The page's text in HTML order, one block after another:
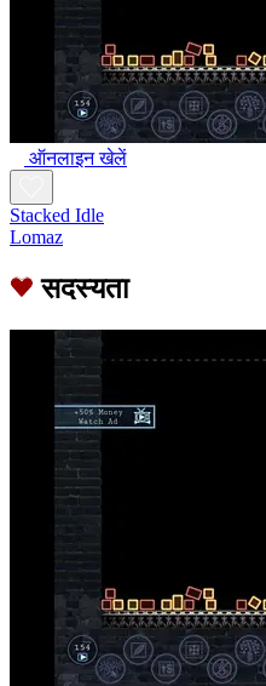
ऑनलाइन खेलें
Stacked Idle
Lomaz
सदस्यता